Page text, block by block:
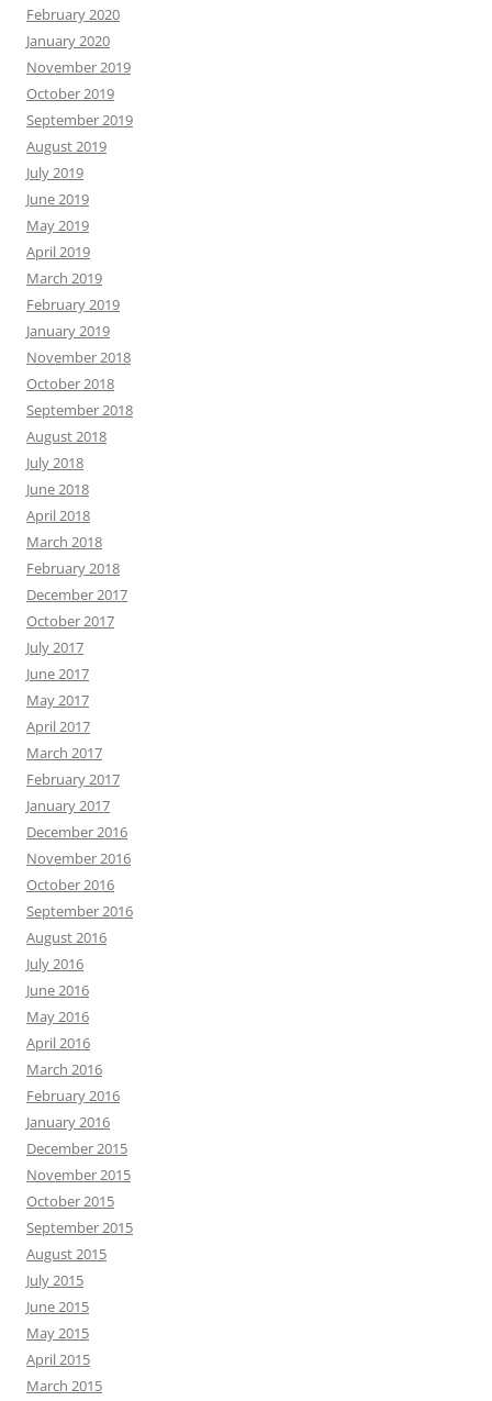
February 2020
January 2020
November 2019
October 2019
September 2019
August 2019
July 2019
June 2019
May 2019
April 2019
March 2019
February 2019
January 2019
November 2018
October 2018
September 2018
August 2018
July 2018
June 2018
April 2018
March 2018
February 2018
December 2017
October 2017
July 2017
June 2017
May 2017
April 2017
March 2017
February 2017
January 2017
December 2016
November 2016
October 2016
September 2016
August 2016
July 2016
June 2016
May 2016
April 2016
March 2016
February 2016
January 2016
December 2015
November 2015
October 2015
September 2015
August 2015
July 2015
June 2015
May 2015
April 2015
March 2015